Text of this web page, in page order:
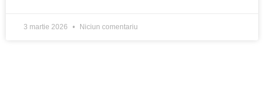
3 martie 2026 Niciun comentariu